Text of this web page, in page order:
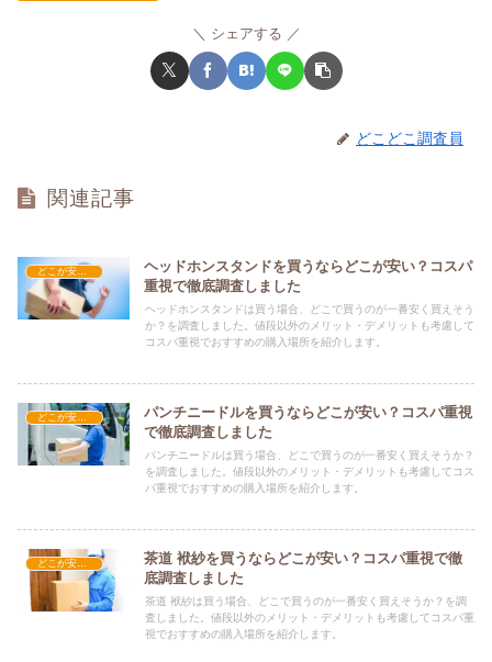
シェアする
どこどこ調査員
関連記事
どこが安い？-雑貨
ヘッドホンスタンドを買うならどこが安い？コスパ
重視で徹底調査しました
ヘッドホンスタンドは買う場合、どこで買うのが一番安く買えそう
か？を調査しました。値段以外のメリット・デメリットも考慮して
コスパ重視でおすすめの購入場所を紹介します。
どこが安い？-雑貨
パンチニードルを買うならどこが安い？コスパ重視
で徹底調査しました
パンチニードルは買う場合、どこで買うのが一番安く買えそうか？
を調査しました。値段以外のメリット・デメリットも考慮してコス
パ重視でおすすめの購入場所を紹介します。
どこが安い？-雑貨
茶道 袱紗を買うならどこが安い？コスパ重視で徹
底調査しました
茶道 袱紗は買う場合、どこで買うのが一番安く買えそうか？を調
査しました。値段以外のメリット・デメリットも考慮してコスパ重
視でおすすめの購入場所を紹介します。